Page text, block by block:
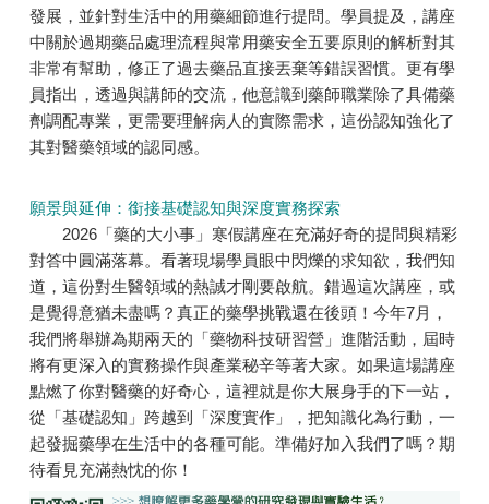
發展，並針對生活中的用藥細節進行提問。學員提及，講座
中關於過期藥品處理流程與常用藥安全五要原則的解析對其
非常有幫助，修正了過去藥品直接丟棄等錯誤習慣。更有學
員指出，透過與講師的交流，他意識到藥師職業除了具備藥
劑調配專業，更需要理解病人的實際需求，這份認知強化了
其對醫藥領域的認同感。
願景與延伸：銜接基礎認知與深度實務探索
2026「藥的大小事」寒假講座在充滿好奇的提問與精彩
對答中圓滿落幕。看著現場學員眼中閃爍的求知欲，我們知
道，這份對生醫領域的熱誠才剛要啟航。錯過這次講座，或
是覺得意猶未盡嗎？真正的藥學挑戰還在後頭！今年7月，
我們將舉辦為期兩天的「藥物科技研習營」進階活動，屆時
將有更深入的實務操作與產業秘辛等著大家。如果這場講座
點燃了你對醫藥的好奇心，這裡就是你大展身手的下一站，
從「基礎認知」跨越到「深度實作」，把知識化為行動，一
起發掘藥學在生活中的各種可能。準備好加入我們了嗎？期
待看見充滿熱忱的你！